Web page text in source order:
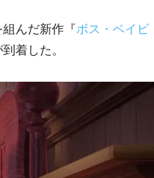
んだ新作『ボス・ベイビ
着した。